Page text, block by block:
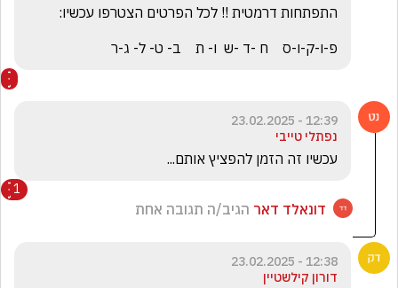
פ-ו-ק-ו-ס    ח -ד -ש  ו- ת    ב- ט- ל- ג-ר
12:39 - 23.02.2025
נפתלי טייבי
עכשיו זה הזמן להפציץ אותם...
1
דונאלד דאר הגיב/ה תגובה אחת
12:38 - 23.02.2025
דורון קילשטיין